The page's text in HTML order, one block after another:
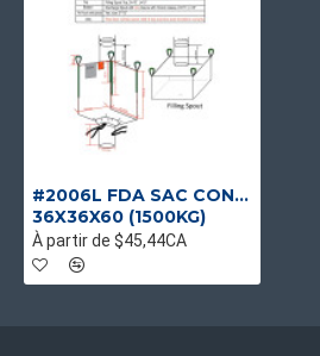
#2006L FDA SAC CONTENEUR G/G 45 LINER UV UNIQUE
36X36X60 (1500KG)
À partir de $45,44CA